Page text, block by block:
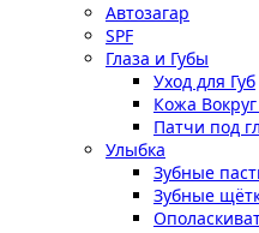
Автозагар
SPF
Глаза и Губы
Уход для Губ
Кожа Вокруг
Патчи под
Улыбка
Зубные
Зубные